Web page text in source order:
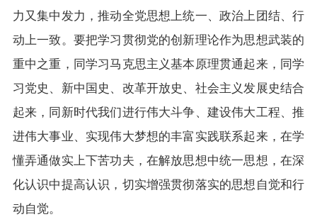
力又集中发力，推动全党思想上统一、政治上团结、行
动上一致。要把学习贯彻党的创新理论作为思想武装的
重中之重，同学习马克思主义基本原理贯通起来，同学
习党史、新中国史、改革开放史、社会主义发展史结合
起来，同新时代我们进行伟大斗争、建设伟大工程、推
进伟大事业、实现伟大梦想的丰富实践联系起来，在学
懂弄通做实上下苦功夫，在解放思想中统一思想，在深
化认识中提高认识，切实增强贯彻落实的思想自觉和行
动自觉。